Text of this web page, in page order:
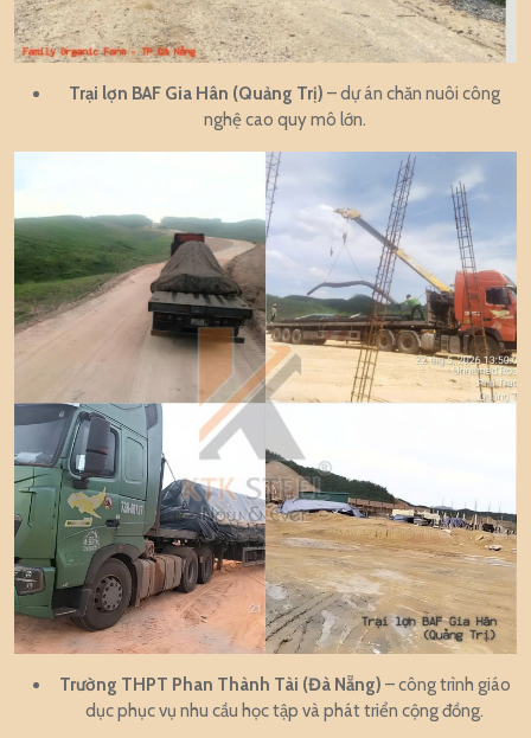
Trại lợn BAF Gia Hân (Quảng Trị) – dự án chăn nuôi công
nghệ cao quy mô lớn.
Trường THPT Phan Thành Tài (Đà Nẵng) – công trình giáo
dục phục vụ nhu cầu học tập và phát triển cộng đồng.